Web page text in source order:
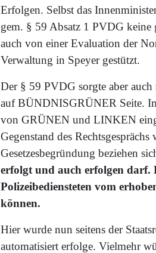
Erfolgen. Selbst das
gem. § 59 Absatz 1 PVDG keine
auch von einer Evaluation der
Verwaltung in Speyer gestützt.
Der § 59 PVDG sorgte aber
auf BÜNDNISGRÜNER Seite.
von GRÜNEN und LINKEN
Gegenstand des
Gesetzesbegründung beziehen
erfolgt und auch erfolgen darf.
Polizeibediensteten vom
können.
Hier wurde nun seitens der
automatisiert erfolge. Vielmehr